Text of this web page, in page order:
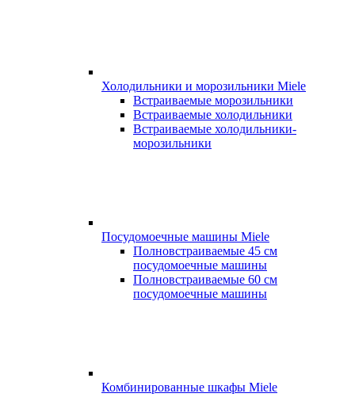
Холодильники и морозильники Miele
Встраиваемые морозильники
Встраиваемые холодильники
Встраиваемые холодильники-
морозильники
Посудомоечные машины Miele
Полновстраиваемые 45 см
посудомоечные машины
Полновстраиваемые 60 см
посудомоечные машины
Комбинированные шкафы Miele